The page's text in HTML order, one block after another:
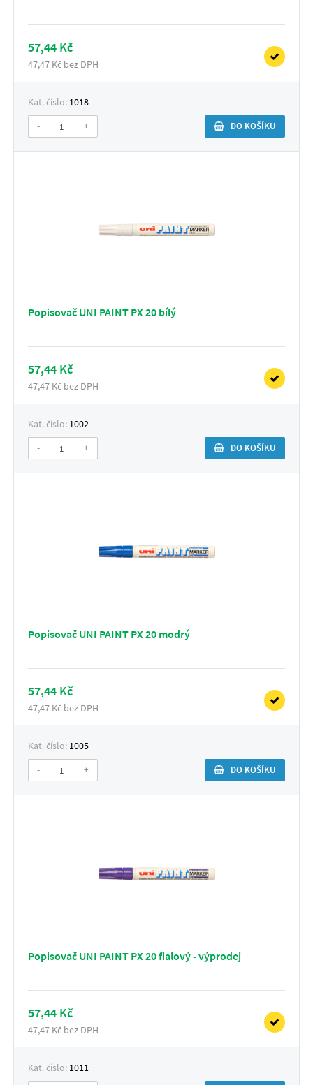
57,44 Kč
47,47 Kč bez DPH
Kat. číslo: 1018
- + DO KOŠÍKU
Popisovač UNI PAINT PX 20 bílý
57,44 Kč
47,47 Kč bez DPH
Kat. číslo: 1002
- + DO KOŠÍKU
Popisovač UNI PAINT PX 20 modrý
57,44 Kč
47,47 Kč bez DPH
Kat. číslo: 1005
- + DO KOŠÍKU
Popisovač UNI PAINT PX 20 fialový - výprodej
57,44 Kč
47,47 Kč bez DPH
Kat. číslo: 1011